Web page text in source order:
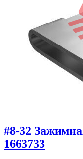
#8-32
1663733